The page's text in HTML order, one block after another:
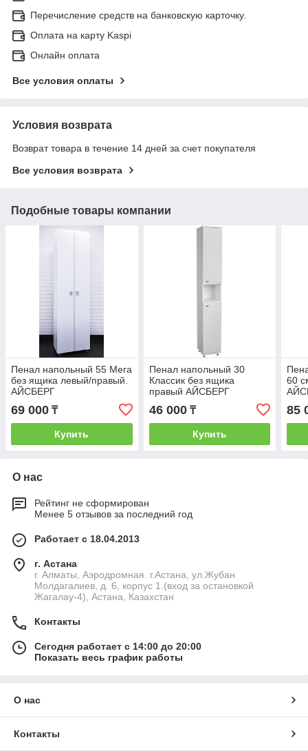
Перечисление средств на банковскую карточку.
Оплата на карту Kaspi
Онлайн оплата
Все условия оплаты
Условия возврата
Возврат товара в течение 14 дней за счет покупателя
Все условия возврата
Подобные товары компании
Пенал напольный 55 Мега
без ящика левый/правый.
АЙСБЕРГ
69 000 ₸
Купить
Пенал напольный 30
Классик без ящика
правый АЙСБЕРГ
46 000₸
Купить
60
85
О нас
Рейтинг не сформирован
Менее 5 отзывов за последний год
Работает с 18.04.2013
г. Астана
г. Алматы, Аэродромная. г.Астана, ул.Жубан
Молдагалиев, д. 6, корпус 1.(вход за остановкой
Жагалау-4), Астана, Казахстан
Контакты
Сегодня работает с 14:00 до 20:00
Показать весь график работы
О нас
Контакты